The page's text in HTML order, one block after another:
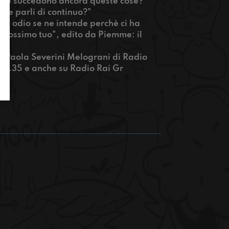
ne parli di continuo?"
odio se ne intende perchè ci ha
tuo", edito da Piemme: il
Paola Severini Melograni di Radio
e anche su Radio Rai Gr